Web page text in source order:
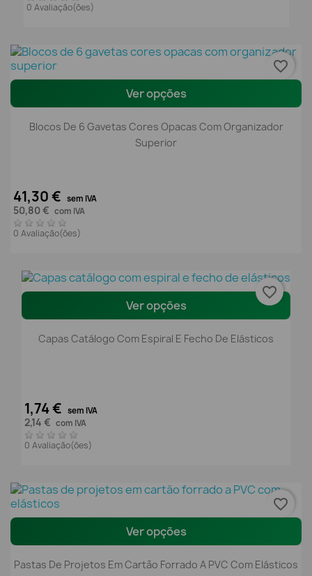
0 Avaliação(ões)
Ver opções
Blocos De 6 Gavetas Cores Opacas Com Organizador
Superior
41,30 € sem IVA
50,80 € com IVA
0 Avaliação(ões)
favorite_border
Ver opções
Capas Catálogo Com Espiral E Fecho De Elásticos
1,74 € sem IVA
2,14 € com IVA
0 Avaliação(ões)
favorite_border
Ver opções
Pastas De Projetos Em Cartão Forrado A PVC Com Elásticos
favorite_border